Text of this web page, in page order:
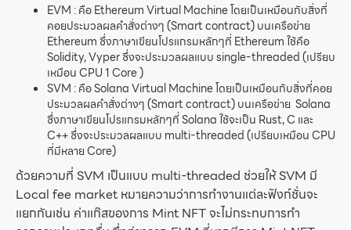
EVM : คือ Ethereum Virtual Machine โดยเป็นเหมือนกับสิ่งที่
คอยประมวลผลคำสั่งต่างๆ (Smart contract) บนเครือข่าย
Ethereum ซึ่งภาษาเขียนโปรแกรมหลักๆที่ Ethereum ใช้คือ
Solidity, Vyper ซึ่งจะประมวลผลแบบ single-threaded (เปรียบ
เหมือน CPU 1 Core )
SVM : คือ Solana Virtual Machine โดยเป็นเหมือนกับสิ่งที่คอย
ประมวลผลคำสั่งต่างๆ (Smart contract) บนเครือข่าย Solana
ซึ่งภาษาเขียนโปรแกรมหลักๆที่ Solana ใช้จะเป็น Rust, C และ
C++ ซึ่งจะประมวลผลแบบ multi-threaded (เปรียบเหมือน CPU
ที่มีหลาย Core)
ด้วยความที่ SVM เป็นแบบ multi-threaded ช่วยให้ SVM มี
Local fee market หมายความว่าการทำงานแต่ละฟังก์ชั่นจะ
แยกกันเช่น ค่าแก๊สของการ Mint NFT จะไม่กระทบการทำ